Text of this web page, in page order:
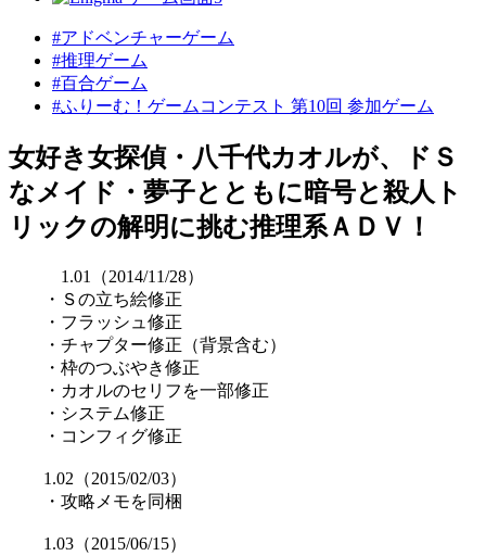
#アドベンチャーゲーム
#推理ゲーム
#百合ゲーム
#ふりーむ！ゲームコンテスト 第10回 参加ゲーム
女好き女探偵・八千代カオルが、ドＳ
なメイド・夢子とともに暗号と殺人ト
リックの解明に挑む推理系ＡＤＶ！
1.01（2014/11/28）
・Ｓの立ち絵修正
・フラッシュ修正
・チャプター修正（背景含む）
・枠のつぶやき修正
・カオルのセリフを一部修正
・システム修正
・コンフィグ修正
1.02（2015/02/03）
・攻略メモを同梱
1.03（2015/06/15）